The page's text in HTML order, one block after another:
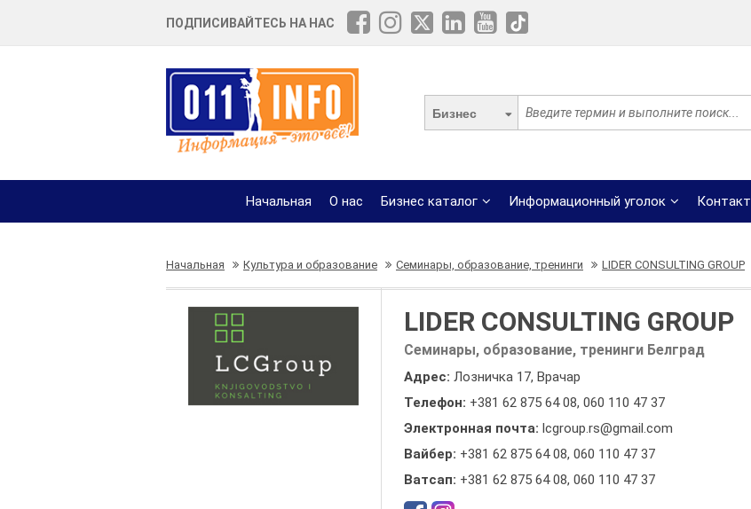
ПОДПИСИВАЙТЕСЬ НА НАС
Бизнес
Начальная О нас Бизнес каталог Информационный уголок Контакт
Начальная Культура и образование Семинары, образование, тренинги LIDER CONSULTING GROUP
LIDER CONSULTING GROUP
Семинары, образование, тренинги Белград
Адрес: Лозничка 17, Врачар
Телефон: +381 62 875 64 08, 060 110 47 37
Электронная почта: lcgroup.rs@gmail.com
Вайбер: +381 62 875 64 08, 060 110 47 37
Ватсап: +381 62 875 64 08, 060 110 47 37